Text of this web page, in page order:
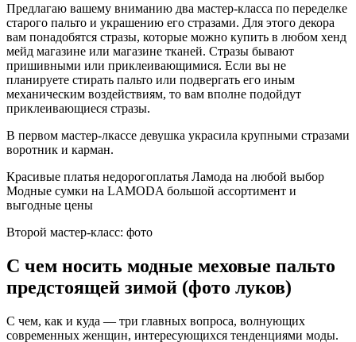
Предлагаю вашему вниманию два мастер-класса по переделке
старого пальто и украшению его стразами. Для этого декора
вам понадобятся стразы, которые можно купить в любом хенд
мейд магазине или магазине тканей. Стразы бывают
пришивными или приклеивающимися. Если вы не
планируете стирать пальто или подвергать его иным
механическим воздействиям, то вам вполне подойдут
приклеивающиеся стразы.
В первом мастер-лкассе девушка украсила крупными стразами
воротник и карман.
Красивые платья недорогоплатья Ламода на любой выбор
Модные сумки на LAMODA большой ассортимент и
выгодные цены
Второй мастер-класс: фото
С чем носить модные меховые пальто
предстоящей зимой (фото луков)
С чем, как и куда — три главных вопроса, волнующих
современных женщин, интересующихся тенденциями моды.